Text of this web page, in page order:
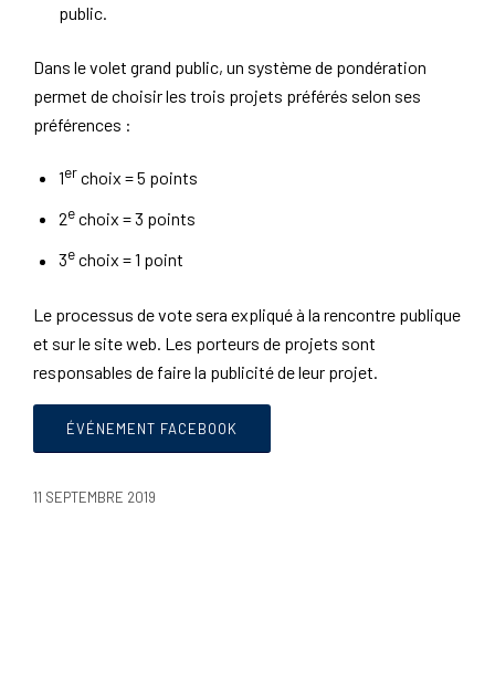
public.
Dans le volet grand public, un système de pondération
permet de choisir les trois projets préférés selon ses
préférences :
1erchoix = 5 points
2echoix = 3 points
3echoix = 1 point
Le processus de vote sera expliqué à la rencontre publique
et sur le site web. Les porteurs de projets sont
responsables de faire la publicité de leur projet.
ÉVÉNEMENT FACEBOOK
11 SEPTEMBRE 2019